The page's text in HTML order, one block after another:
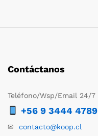
Contáctanos
Teléfono/Wsp/Email 24/7
+56 9 3444 4789
✉ contacto@koop.cl